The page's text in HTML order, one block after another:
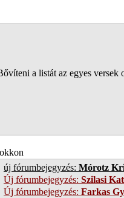
a listát az egyes versek
új fórumbejegyzés: Mórotz
Új fórumbejegyzés: Szilasi
Új fórumbejegyzés: Farkas